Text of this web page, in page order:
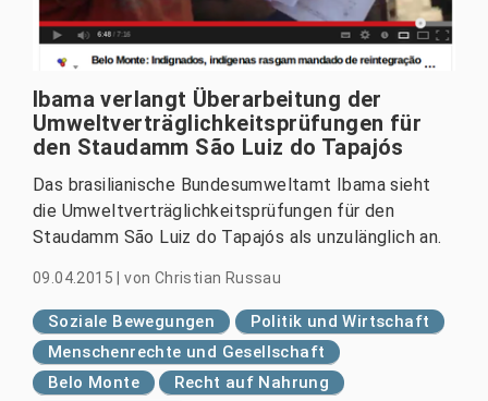
Ibama verlangt Überarbeitung der
Umweltverträglichkeitsprüfungen für
den Staudamm São Luiz do Tapajós
Das brasilianische Bundesumweltamt Ibama sieht
die Umweltverträglichkeitsprüfungen für den
Staudamm São Luiz do Tapajós als unzulänglich an.
09.04.2015 |von Christian Russau
Soziale Bewegungen
Politik und Wirtschaft
Menschenrechte und Gesellschaft
Belo Monte
Recht auf Nahrung